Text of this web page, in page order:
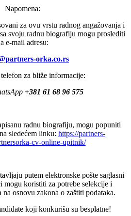
Napomena:
za ovu vrstu radnog angažovanja i
svoju radnu biografiju mogu proslediti
e-mail adresu:
orka.co.rs
za bliže informacije:
+381 61 68 96 575
radnu biografiju, mogu popuniti
sledećem linku: https://partners-
cv-online-upitnik/
putem elektronske pošte saglasni
mogu koristiti za potrebe selekcije i
osnovu zakona o zaštiti podataka.
koji konkurišu su besplatne!